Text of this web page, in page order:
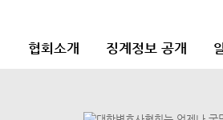
협회소개 징계정보 공개